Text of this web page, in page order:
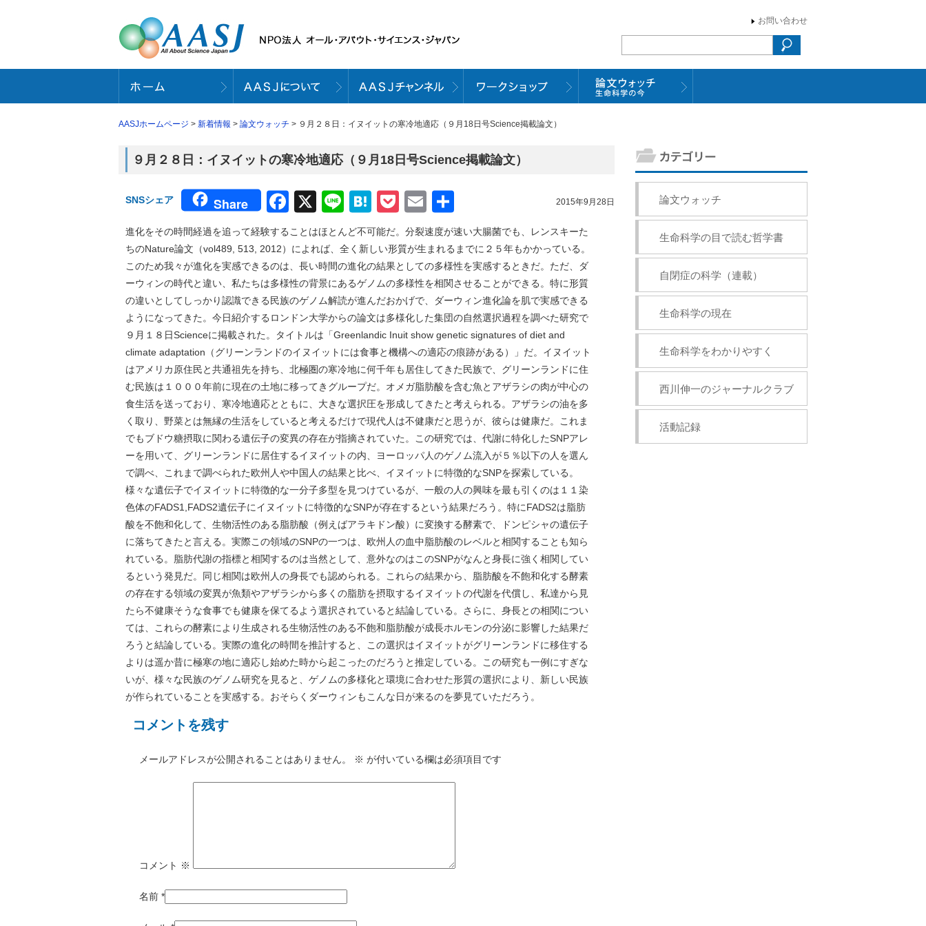
お問い合わせ
AASJホームページ > 新着情報 > 論文ウォッチ > ９月２８日：イヌイットの寒冷地適応（９月18日号Science掲載論文）
９月２８日：イヌイットの寒冷地適応（９月18日号Science掲載論文）
2015年9月28日
SNSシェア Share Facebook
X LineHatena
Pocket
Email
有
進化をその時間経過を追って経験することはほとんど不可能だ。分裂速度が速い大腸菌でも、レンスキーた
ちのNature論文（vol489, 513, 2012）によれば、全く新しい形質が生まれるまでに２５年もかかっている。
このため我々が進化を実感できるのは、長い時間の進化の結果としての多様性を実感するときだ。ただ、ダ
ーウィンの時代と違い、私たちは多様性の背景にあるゲノムの多様性を相関させることができる。特に形質
の違いとしてしっかり認識できる民族のゲノム解読が進んだおかげで、ダーウィン進化論を肌で実感できる
ようになってきた。今日紹介するロンドン大学からの論文は多様化した集団の自然選択過程を調べた研究で
９月１８日Scienceに掲載された。タイトルは「Greenlandic Inuit show genetic signatures of diet and
climate adaptation（グリーンランドのイヌイットには食事と機構への適応の痕跡がある）」だ。イヌイット
はアメリカ原住民と共通祖先を持ち、北極圏の寒冷地に何千年も居住してきた民族で、グリーンランドに住
む民族は１０００年前に現在の土地に移ってきグループだ。オメガ脂肪酸を含む魚とアザラシの肉が中心の
食生活を送っており、寒冷地適応とともに、大きな選択圧を形成してきたと考えられる。アザラシの油を多
く取り、野菜とは無縁の生活をしていると考えるだけで現代人は不健康だと思うが、彼らは健康だ。これま
でもブドウ糖摂取に関わる遺伝子の変異の存在が指摘されていた。この研究では、代謝に特化したSNPアレ
ーを用いて、グリーンランドに居住するイヌイットの内、ヨーロッパ人のゲノム流入が５％以下の人を選ん
で調べ、これまで調べられた欧州人や中国人の結果と比べ、イヌイットに特徴的なSNPを探索している。
様々な遺伝子でイヌイットに特徴的な一分子多型を見つけているが、一般の人の興味を最も引くのは１１染
色体のFADS1,FADS2遺伝子にイヌイットに特徴的なSNPが存在するという結果だろう。特にFADS2は脂肪
酸を不飽和化して、生物活性のある脂肪酸（例えばアラキドン酸）に変換する酵素で、ドンピシャの遺伝子
に落ちてきたと言える。実際この領域のSNPの一つは、欧州人の血中脂肪酸のレベルと相関することも知ら
れている。脂肪代謝の指標と相関するのは当然として、意外なのはこのSNPがなんと身長に強く相関してい
るという発見だ。同じ相関は欧州人の身長でも認められる。これらの結果から、脂肪酸を不飽和化する酵素
の存在する領域の変異が魚類やアザラシから多くの脂肪を摂取するイヌイットの代謝を代償し、私達から見
たら不健康そうな食事でも健康を保てるよう選択されていると結論している。さらに、身長との相関につい
ては、これらの酵素により生成される生物活性のある不飽和脂肪酸が成長ホルモンの分泌に影響した結果だ
ろうと結論している。実際の進化の時間を推計すると、この選択はイヌイットがグリーンランドに移住する
よりは遥か昔に極寒の地に適応し始めた時から起こったのだろうと推定している。この研究も一例にすぎな
いが、様々な民族のゲノム研究を見ると、ゲノムの多様化と環境に合わせた形質の選択により、新しい民族
が作られていることを実感する。おそらくダーウィンもこんな日が来るのを夢見ていただろう。
コメントを残す
メールアドレスが公開されることはありません。 ※ が付いている欄は必須項目です
コメント ※
名前 *
論文ウォッチ
生命科学の目で読む哲学書
自閉症の科学（連載）
生命科学の現在
生命科学をわかりやすく
西川伸一のジャーナルクラブ
活動記録